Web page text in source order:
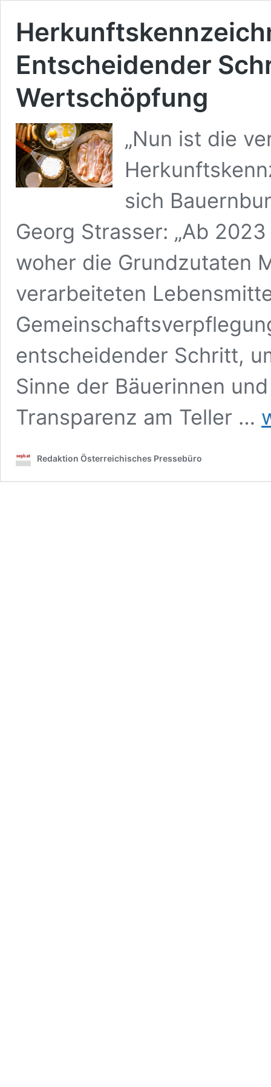
Entscheidender
Wertschöpfung
„Nun ist die
sich
Georg Strasser: „Ab
woher die Grundzutaten
verarbeiteten
entscheidender Schritt,
Sinne der Bäuerinnen
Transparenz am Teller …
Redaktion Österreichisches Pressebüro